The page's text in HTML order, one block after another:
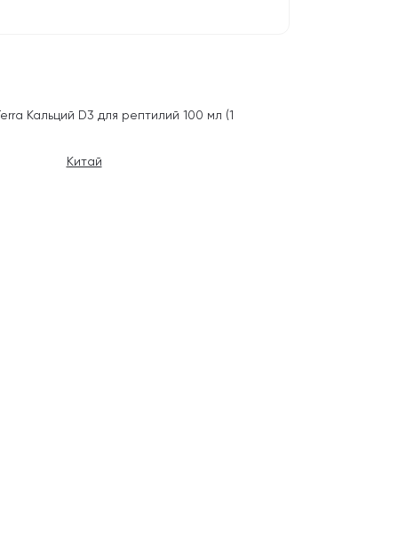
Кальций D3 для рептилий 100 мл (1
Китай